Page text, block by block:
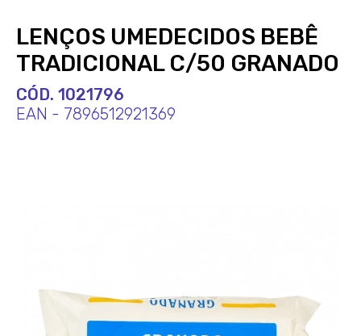
LENÇOS UMEDECIDOS BEBÊ
TRADICIONAL C/50 GRANADO
CÓD. 1021796
EAN - 7896512921369